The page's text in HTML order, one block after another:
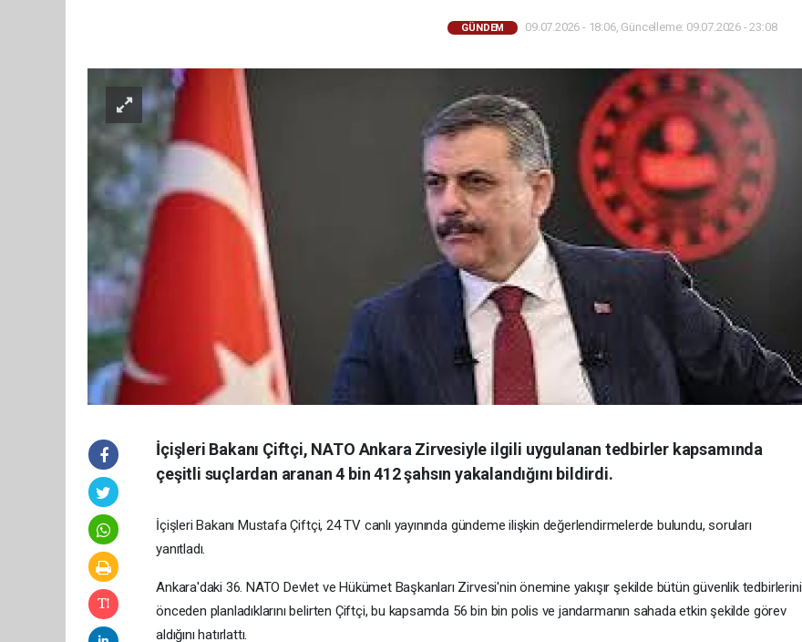
GÜNDEM 09.07.2026 - 18:06, Güncelleme: 09.07.2026 - 23:08
İçişleri Bakanı Çiftçi, NATO Ankara Zirvesiyle ilgili uygulanan tedbirler kapsamında
çeşitli suçlardan aranan 4 bin 412 şahsın yakalandığını bildirdi.
İçişleri Bakanı Mustafa Çiftçi, 24 TV canlı yayınında gündeme ilişkin değerlendirmelerde bulundu, soruları
yanıtladı.
Ankara'daki 36. NATO Devlet ve Hükümet Başkanları Zirvesi'nin önemine yakışır şekilde bütün güvenlik tedbirlerini
önceden planladıklarını belirten Çiftçi, bu kapsamda 56 bin bin polis ve jandarmanın sahada etkin şekilde görev
aldığını hatırlattı.